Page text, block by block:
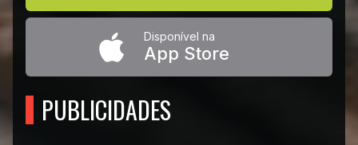
Disponível na
App Store
PUBLICIDADES